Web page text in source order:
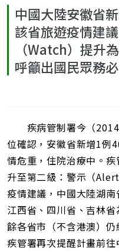
中國大陸安徽省
該省旅遊疫情建
（Watch）提升
呼籲出國民眾務
疾病管制署今（2014
位確認，安徽省新增1例
情危重，住院治療中。
升至第二級：警示（
疫情建議，中國大陸湖
江西省、四川省、吉林
餘各省市（不含港澳）
疾管署再次提醒計畫前